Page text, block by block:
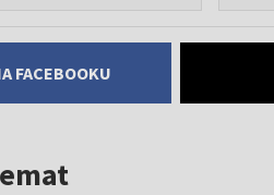
FACEBOOKU